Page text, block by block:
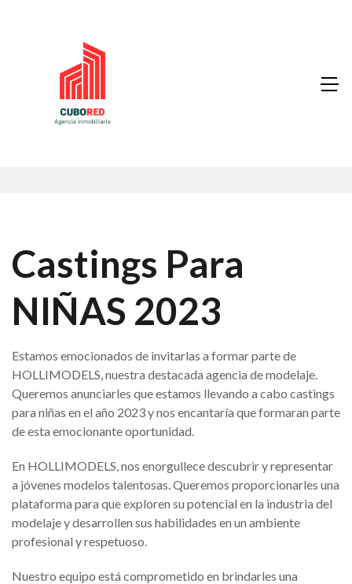
Castings Para
NIÑAS 2023
Estamos emocionados de invitarlas a formar parte de
HOLLIMODELS, nuestra destacada agencia de modelaje.
Queremos anunciarles que estamos llevando a cabo castings
para niñas en el año 2023 y nos encantaría que formaran parte
de esta emocionante oportunidad.
En HOLLIMODELS, nos enorgullece descubrir y representar
a jóvenes modelos talentosas. Queremos proporcionarles una
plataforma para que exploren su potencial en la industria del
modelaje y desarrollen sus habilidades en un ambiente
profesional y respetuoso.
Nuestro equipo está comprometido en brindarles una